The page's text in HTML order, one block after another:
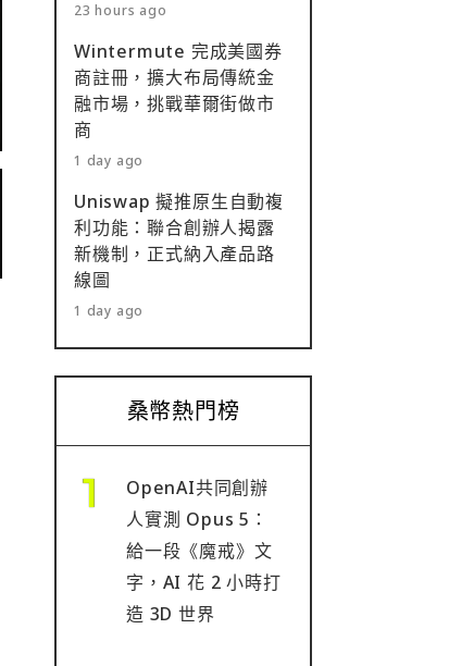
23 hours ago
Wintermute 完成美國券
商註冊，擴大布局傳統金
融市場，挑戰華爾街做市
商
1 day ago
Uniswap 擬推原生自動複
利功能：聯合創辦人揭露
新機制，正式納入產品路
線圖
1 day ago
桑幣熱門榜
OpenAI共同創辦
人實測 Opus 5：
給一段《魔戒》文
字，AI 花 2 小時打
造 3D 世界